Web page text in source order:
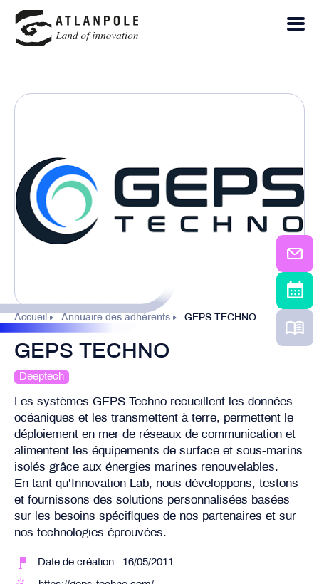
Accueil Annuaire des adhérents GEPS TECHNO
GEPS TECHNO
Deeptech
Les systèmes GEPS Techno recueillent les données
océaniques et les transmettent à terre, permettent le
déploiement en mer de réseaux de communication et
alimentent les équipements de surface et sous-marins
isolés grâce aux énergies marines renouvelables.
En tant qu’Innovation Lab, nous développons, testons
et fournissons des solutions personnalisées basées
sur les besoins spécifiques de nos partenaires et sur
nos technologies éprouvées.
Date de création : 16/05/2011